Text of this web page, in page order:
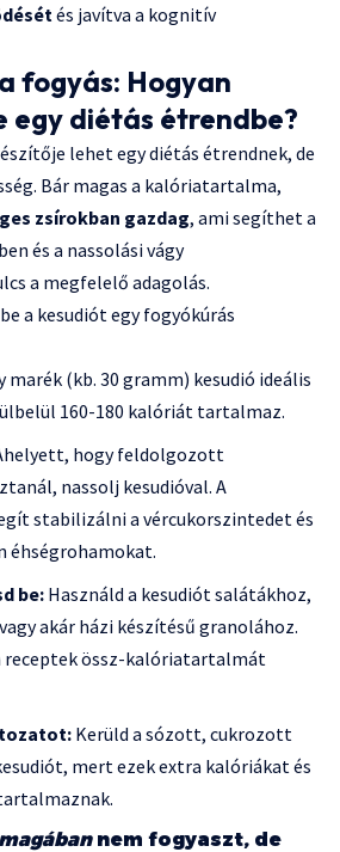
és javítva a kognitív
fogyás: Hogyan
egy diétás étrendbe?
lehet egy diétás étrendnek, de
Bár magas a kalóriatartalma,
zsírokban gazdag, ami segíthet a
és a nassolási vágy
a megfelelő adagolás.
a kesudiót egy fogyókúrás
marék (kb. 30 gramm) kesudió ideális
160-180 kalóriát tartalmaz.
hogy feldolgozott
nassolj kesudióval. A
stabilizálni a vércukorszintedet és
éhségrohamokat.
be:Használd a kesudiót salátákhoz,
akár házi készítésű granolához.
receptek össz-kalóriatartalmát
Kerüld a sózott, cukrozott
mert ezek extra kalóriákat és
nem fogyaszt, de